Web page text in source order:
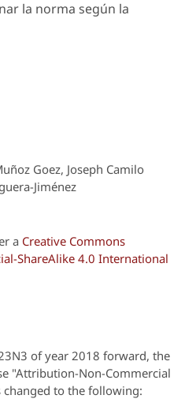
la norma según la
Goez, Joseph Camilo
Jiménez
a Creative Commons
ShareAlike 4.0 International
of year 2018 forward, the
"Attribution-Non-Commercial
to the following: